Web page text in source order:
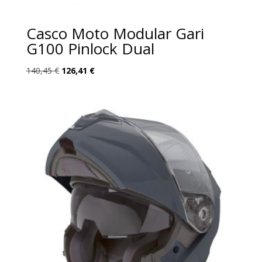
Casco Moto Modular Gari
G100 Pinlock Dual
140,45€ El
140,45 €.
126,41 €El
es:
126,41 €.